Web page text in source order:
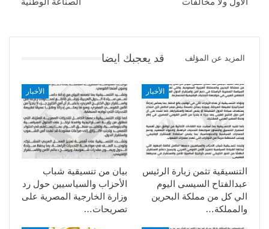
قد يعجبك ايضا المزيد عن المؤلف
الأخبار
بيان من تنسيقية شباب
الأحزاب والسياسيين حول رد
وزارة الخارجية المصرية على
تصريحات…
الأخبار
التنسيقية تثمن زيارة الرئيس
عبدالفتاح السيسى اليوم
الي كل من مملكة البحرين
والمملكة…